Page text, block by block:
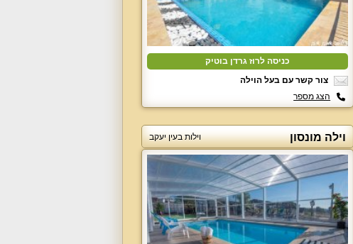
כניסה לרוז גרדן בוטיק
צור קשר עם בעל הוילה
הצג מספר
וילה מונסון וילות בעין יעקב